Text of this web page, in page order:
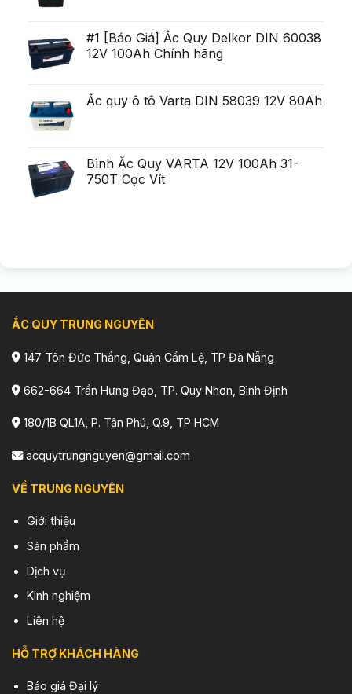
Chirurgie
mult
mai
#1 [Báo Giá] Ắc Quy Delkor DIN 60038
12V 100Ah Chính hãng
Ắc quy ô tô Varta DIN 58039 12V 80Ah
Bình Ắc Quy VARTA 12V 100Ah 31-
750T Cọc Vít
ẮC QUY TRUNG NGUYÊN
147 Tôn Đức Thắng, Quận Cẩm Lệ, TP Đà Nẵng
662-664 Trần Hưng Đạo, TP. Quy Nhơn, Bình Định
180/1B QL1A, P. Tân Phú, Q.9, TP HCM
acquytrungnguyen@gmail.com
VỀ TRUNG NGUYÊN
Giới thiệu
Sản phẩm
Dịch vụ
Kinh nghiệm
Liên hệ
HỖ TRỢ KHÁCH HÀNG
Báo giá Đại lý